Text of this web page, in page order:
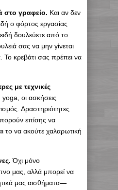
στο γραφείο. Και αν δεν
ο φόρτος εργασίας
δουλεύετε από το
σας να μην γίνεται
κρεβάτι σας πρέπει να
με τεχνικές
οι ασκήσεις
Δραστηριότητες
επίσης να
να ακούτε χαλαρωτική
Όχι μόνο
μας, αλλά μπορεί να
μας αισθήματα—